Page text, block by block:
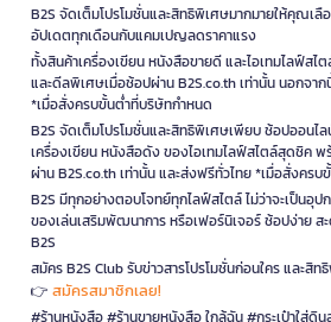
B2S จัดเต็มโปรโมชั่นและสิทธิพิเศษมากมายให้คุณเลื
อัปเดตทุกเดือนกับแคมเปญลดราคาแรง
ทั้งสินค้าเครื่องเขียน หนังสือขายดี และไอเทมไลฟ์ส
และดีลพิเศษเมื่อช้อปผ่าน B2S.co.th เท่านั้น นอกจา
*เมื่อสั่งครบขั้นต่ำที่บริษัทกำหนด
B2S จัดเต็มโปรโมชั่นและสิทธิพิเศษเพียบ ช้อปออนไ
เครื่องเขียน หนังสือดัง ของไอเทมไลฟ์สไตล์สุดชิค
ผ่าน B2S.co.th เท่านั้น และส่งฟรีทั่วไทย *เมื่อสั่งคร
B2S มีทุกอย่างตอบโจทย์ทุกไลฟ์สไตล์ ไม่ว่าจะเป็นอุ
ของเล่นเสริมพัฒนาการ หรือเฟอร์นิเจอร์ ช้อปง่าย ส
B2S
สมัคร B2S Club รับข่าวสารโปรโมชั่นก่อนใคร และสิ
👉 สมัครสมาชิกเลย!
#ร้านหนังสือ #ร้านขายหนังสือ ใกล้ฉัน #กระเป๋าใส่ดิ